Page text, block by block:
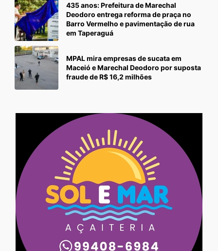
435 anos: Prefeitura de Marechal
Deodoro entrega reforma de praça no
Barro Vermelho e pavimentação de rua
em Taperaguá
MPAL mira empresas de sucata em
Maceió e Marechal Deodoro por suposta
fraude de R$ 16,2 milhões